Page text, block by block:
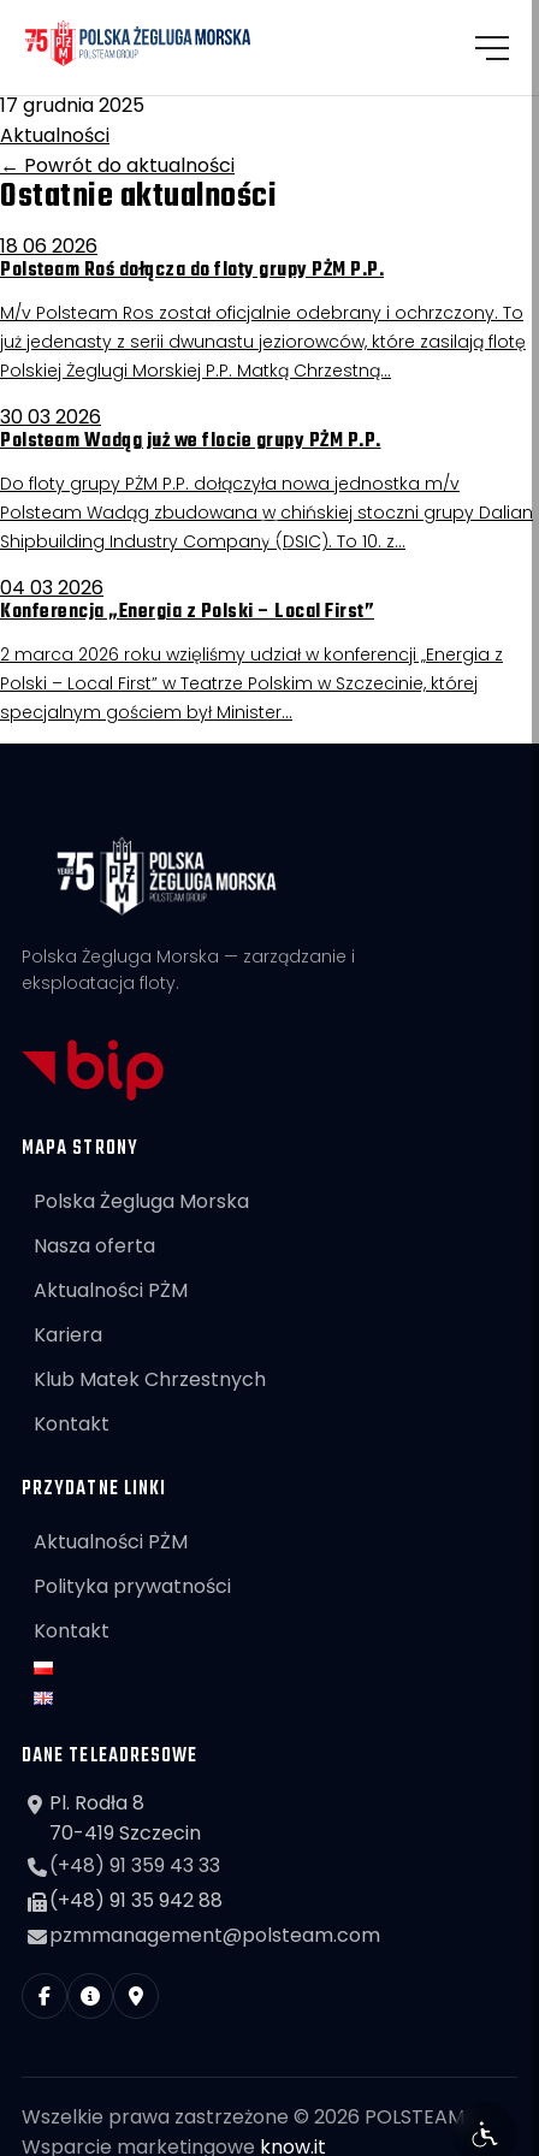
Homepage
Ziemia Bydgoska
17 grudnia 2025
Aktualności
← Powrót do aktualności
Ostatnie aktualności
18 06 2026
Polsteam Roś dołącza do floty grupy PŻM P.P.
M/v Polsteam Ros został oficjalnie odebrany i ochrzczony. To
już jedenasty z serii dwunastu jeziorowców, które zasilają flotę
Polskiej Żeglugi Morskiej P.P. Matką Chrzestną…
30 03 2026
Polsteam Wadąg już we flocie grupy PŻM P.P.
Do floty grupy PŻM P.P. dołączyła nowa jednostka m/v
Polsteam Wadąg zbudowana w chińskiej stoczni grupy Dalian
Shipbuilding Industry Company (DSIC). To 10. z…
04 03 2026
Konferencja „Energia z Polski – Local First”
2 marca 2026 roku wzięliśmy udział w konferencji „Energia z
Polski – Local First” w Teatrze Polskim w Szczecinie, której
specjalnym gościem był Minister…
Polska Żegluga Morska — zarządzanie i
eksploatacja floty.
MAPA STRONY
Polska Żegluga Morska
Nasza oferta
Aktualności PŻM
Kariera
Klub Matek Chrzestnych
Kontakt
PRZYDATNE LINKI
Aktualności PŻM
Polityka prywatności
Kontakt
DANE TELEADRESOWE
Pl. Rodła 8
70-419 Szczecin
(+48) 91 359 43 33
(+48) 91 35 942 88
pzmmanagement@polsteam.com
Wszelkie prawa zastrzeżone © 2026 POLSTEAM
Wsparcie marketingowe know.it